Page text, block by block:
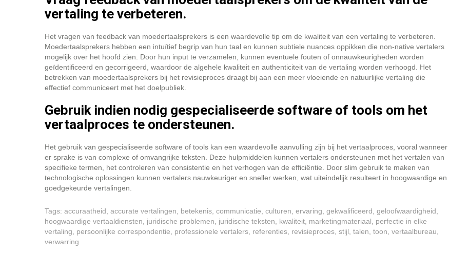
vertaling te verbeteren.
Het vragen van feedback van moedertaalsprekers is een waardevolle tip om de kwaliteit van een vertaling te verbeteren.
Moedertaalsprekers hebben een intuïtief begrip van hun taal en kunnen subtiele nuances oppikken die non-native vertalers
mogelijk over het hoofd zien. Door hun input te verzamelen, kunnen eventuele fouten of onnauwkeurigheden worden
geïdentificeerd en gecorrigeerd, waardoor de algehele kwaliteit en authenticiteit van de vertaling worden verhoogd. Het
betrekken van moedertaalsprekers bij het revisieproces draagt bij aan een meer vloeiende en natuurlijke vertaling die
effectief communiceert met het doelpubliek.
Gebruik indien nodig gespecialiseerde software of tools om het
vertaalproces te ondersteunen.
Het gebruik van gespecialiseerde software of tools kan een waardevolle aanvulling zijn bij het vertaalproces, vooral wanneer
er sprake is van complexe of omvangrijke teksten. Deze hulpmiddelen kunnen vertalers ondersteunen met het vertalen van
specifieke termen, het controleren van consistentie en het verhogen van de efficiëntie. Door slim gebruik te maken van
technologische oplossingen kunnen vertalers nauwkeuriger en sneller werken, wat uiteindelijk resulteert in hoogwaardige en
goedgekeurde vertalingen.
Tags: accuraatheid accurate vertalingen betekenis communicatie culturen ervaring gekwalificeerd geloofwaardigheid
hoogwaardige vertaaldiensten
juridische problemen juridische teksten kwaliteit marketingmateriaal
perfectie in elke
vertaling
persoonlijke correspondentie professionele vertalers referenties revisieproces stijl talen toon vertaalbureau
verwarring